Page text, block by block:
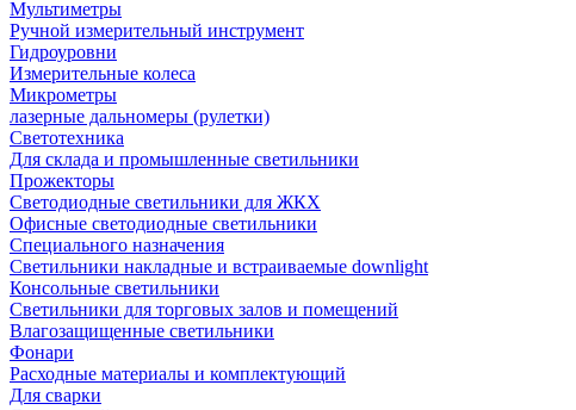
Мультиметры
Ручной измерительный инструмент
Гидроуровни
Измерительные колеса
Микрометры
лазерные дальномеры (рулетки)
Светотехника
Для склада и промышленные светильники
Прожекторы
Светодиодные светильники для ЖКХ
Офисные светодиодные светильники
Специального назначения
Светильники накладные и встраиваемые downlight
Консольные светильники
Светильники для торговых залов и помещений
Влагозащищенные светильники
Фонари
Расходные материалы и комплектующий
Для сварки